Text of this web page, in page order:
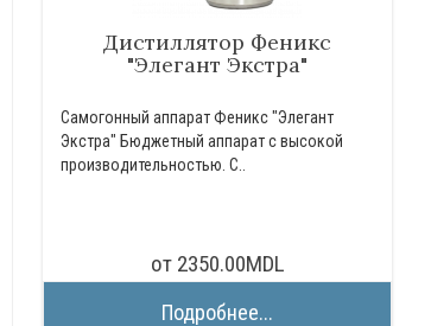
Дистиллятор Феникс
"Элегант Экстра"
Самогонный аппарат Феникс "Элегант
Экстра" Бюджетный аппарат с высокой
производительностью. С..
от 2350.00MDL
Подробнее...